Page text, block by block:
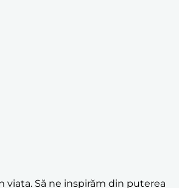
viața. Să ne inspirăm din puterea